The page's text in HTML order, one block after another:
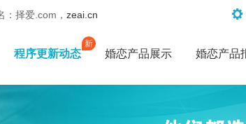
择爱.com， zeai.cn 
程序更新动态
新
婚恋产品展示 婚恋产品